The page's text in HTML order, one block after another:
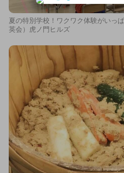
夏の特別学校！ワクワク体験がいっ
英会）虎ノ門ヒルズ